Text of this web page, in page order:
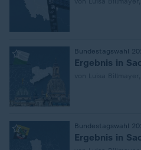
Bundestagswahl
Ergebnis in
Bundestagswahl
Ergebnis in